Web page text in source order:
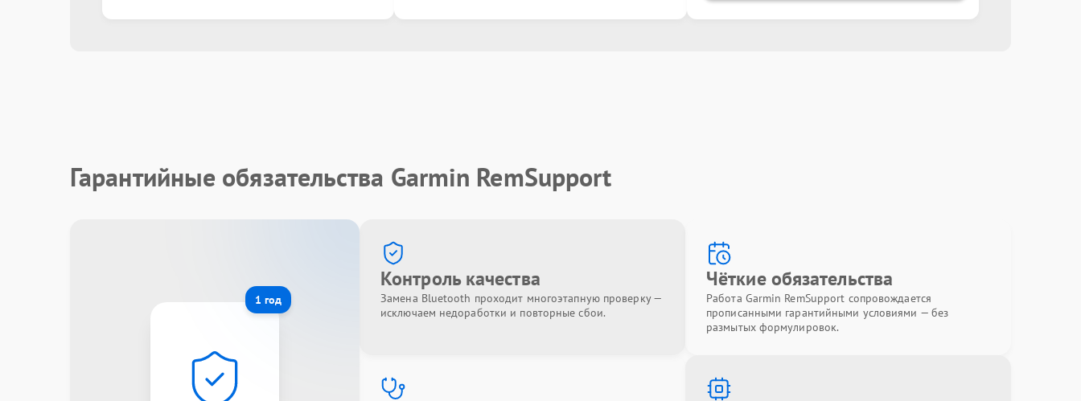
Гарантийные обязательства Garmin RemSupport
1 год
Контроль качества
Замена Bluetooth проходит многоэтапную проверку —
исключаем недоработки и повторные сбои.
Чёткие обязательства
Работа Garmin RemSupport сопровождается
прописанными гарантийными условиями — без
размытых формулировок.